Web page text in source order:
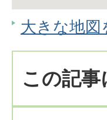
大きな地図
この記